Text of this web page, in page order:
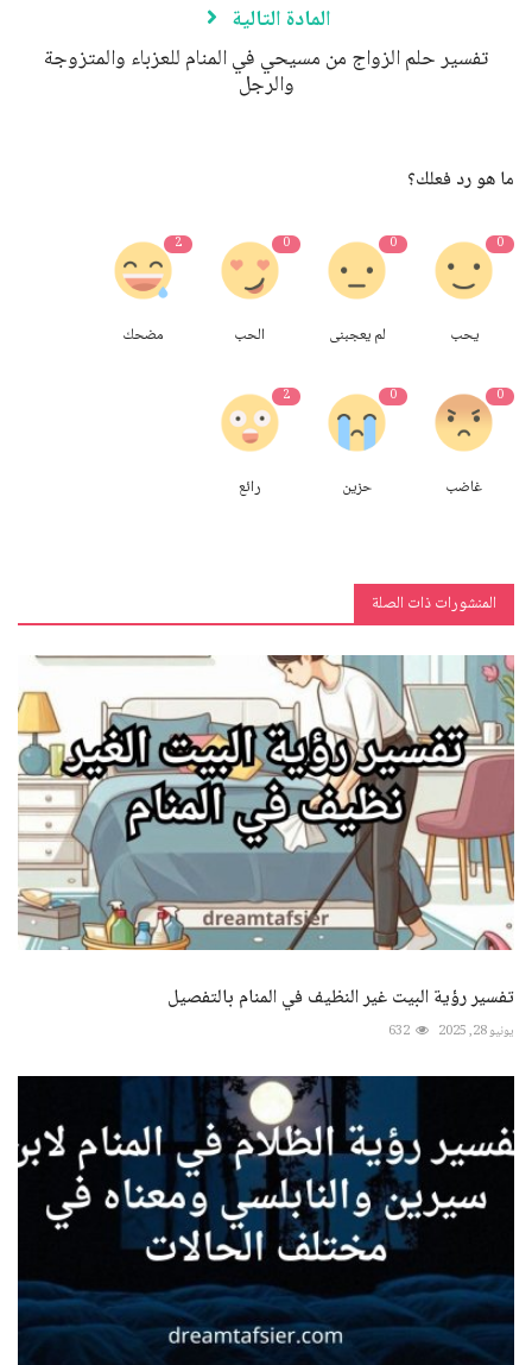
المادة التالية
تفسير حلم الزواج من مسيحي في المنام للعزباء والمتزوجة
والرجل
ما هو رد فعلك؟
0
يحب
0
لم يعجبنى
0
الحب
2
مضحك
0
غاضب
0
حزين
2
رائع
المنشورات ذات الصلة
تفسير رؤية البيت غير النظيف في المنام بالتفصيل
يونيو 28, 2025 632